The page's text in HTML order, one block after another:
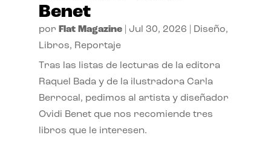
Benet
por Flat Magazine| Jul 30, 2026 Diseño,
Libros, Reportaje
Tras las listas de lecturas de la editora
Raquel Bada y de la ilustradora Carla
Berrocal, pedimos al artista y diseñador
Ovidi Benet que nos recomiende tres
libros que le interesen.